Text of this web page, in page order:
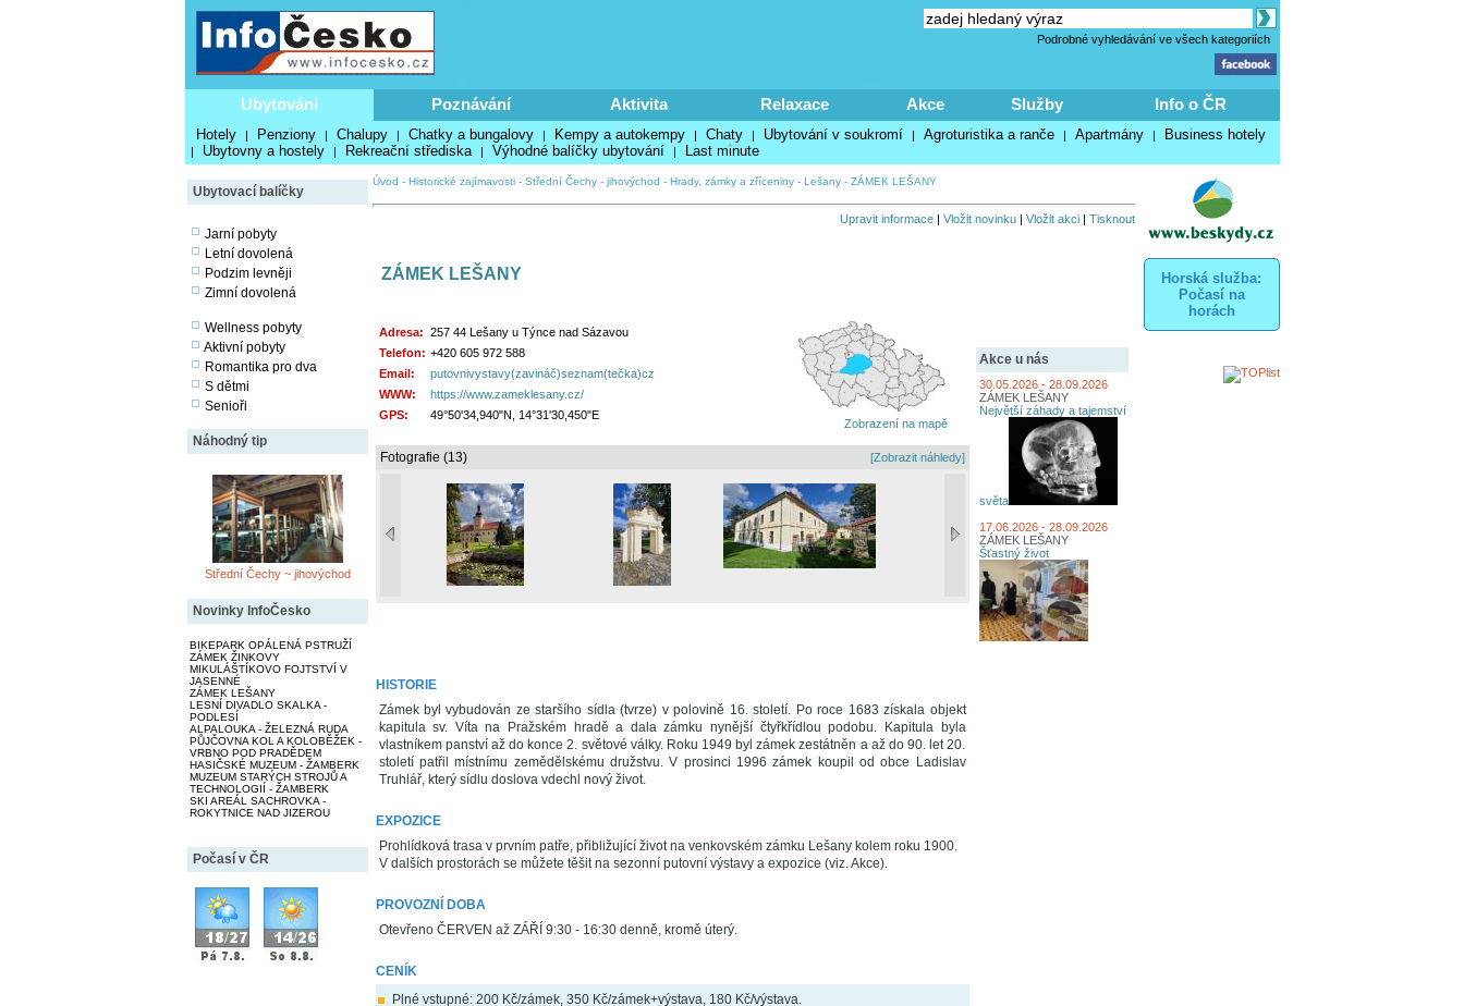
Podrobné vyhledávání ve všech kategoriích
Ubytování Poznávání Aktivita Relaxace Akce Služby Info o ČR
Hotely | Penziony | Chalupy | Chatky a bungalovy | Kempy a autokempy | Chaty | Ubytování v soukromí | Agroturistika a ranče | Apartmány | Business hotely
| Ubytovny a hostely | Rekreační střediska | Výhodné balíčky ubytování | Last minute
Ubytovací balíčky
Jarní pobyty
Letní dovolená
Podzim levněji
Zimní dovolená
Wellness pobyty
Aktivní pobyty
Romantika pro dva
S dětmi
Senioři
Náhodný tip
Střední Čechy ~ jihovýchod
Novinky InfoČesko
BIKEPARK OPÁLENÁ PSTRUŽÍ
ZÁMEK ŽINKOVY
MIKULÁŠTÍKOVO FOJTSTVÍ V
JASENNÉ
ZÁMEK LEŠANY
LESNÍ DIVADLO SKALKA -
PODLESÍ
ALPALOUKA - ŽELEZNÁ RUDA
PŮJČOVNA KOL A KOLOBĚŽEK -
VRBNO POD PRADĚDEM
HASIČSKÉ MUZEUM - ŽAMBERK
MUZEUM STARÝCH STROJŮ A
TECHNOLOGIÍ - ŽAMBERK
SKI AREÁL SACHROVKA -
ROKYTNICE NAD JIZEROU
Počasí v ČR
Úvod - Historické zajímavosti- Střední Čechy - jihovýchod - Hrady, zámky a zříceniny- Lešany- ZÁMEK LEŠANY
Upravit informace| Vložit novinku| Vložit akci| Tisknout
ZÁMEK LEŠANY
Adresa: 257 44 Lešany u Týnce nad Sázavou
Telefon: +420 605 972 588
Email:
putovnivystavy(zavináč)seznam(tečka)cz
WWW:
https://www.zameklesany.cz/
GPS:
49°50'34,940"N, 14°31'30,450"E
Zobrazení na mapě
Fotografie (13) [Zobrazit náhledy]
HISTORIE
Zámek byl vybudován ze staršího sídla (tvrze) v polovině 16. století. Po roce 1683 získala objekt
kapitula sv. Víta na Pražském hradě a dala zámku nynější čtyřkřídlou podobu. Kapitula byla
vlastníkem panství až do konce 2. světové války. Roku 1949 byl zámek zestátněn a až do 90. let 20.
století patřil místnímu zemědělskému družstvu. V prosinci 1996 zámek koupil od obce Ladislav
Truhlář, který sídlu doslova vdechl nový život.
EXPOZICE
Prohlídková trasa v prvním patře, přibližující život na venkovském zámku Lešany kolem roku 1900.
V dalších prostorách se můžete těšit na sezonní putovní výstavy a expozice (viz. Akce).
PROVOZNÍ DOBA
Otevřeno ČERVEN až ZÁŘÍ 9:30 - 16:30 denně, kromě úterý.
CENÍK
Plné vstupné: 200 Kč/zámek, 350 Kč/zámek+výstava, 180 Kč/výstava.
Akce u nás
30.05.2026 - 28.09.2026
ZÁMEK LEŠANY
Největší záhady a tajemství
světa
17.06.2026 - 28.09.2026
ZÁMEK LEŠANY
Šťastný život
Horská služba:
Počasí na
horách